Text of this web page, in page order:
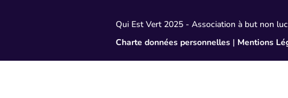
Qui Est Vert 2025 - Association à but non
Charte données personnelles | Mentions